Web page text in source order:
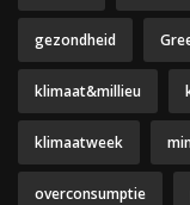
gezondheid
klimaat&millieu
klimaatweek
overconsumptie